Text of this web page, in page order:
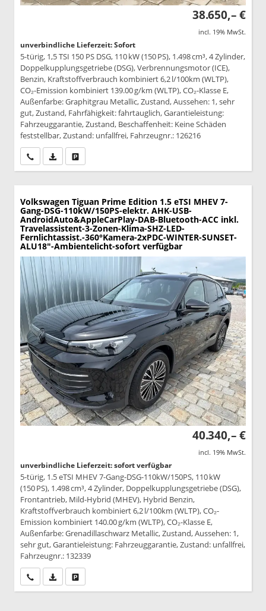
38.650,– €
incl. 19% MwSt.
unverbindliche Lieferzeit: Sofort
5-türig, 1,5 TSI 150 PS DSG, 110 kW (150 PS), 1.498 cm³, 4 Zylinder,
Doppelkupplungsgetriebe (DSG), Verbrennungsmotor (ICE),
Benzin, Kraftstoffverbrauch kombiniert 6,2 l/100km (WLTP),
CO₂-Emission kombiniert 139.00 g/km (WLTP), CO₂-Klasse E,
Außenfarbe: Graphitgrau Metallic, Zustand, Aussehen: 1, sehr
gut, Zustand, Fahrfähigkeit: fahrtauglich, Garantieleistung:
Fahrzeuggarantie, Zustand, Beschaffenheit: Keine Schäden
feststellbar, Zustand: unfallfrei, Fahrzeugnr.: 126216
Wir rufen Sie anPDF-Datei, Fahrzeugexposé drucken
Volkswagen Tiguan Prime Edition 1.5 eTSI MHEV 7-
Gang-DSG-110kW/150PS-elektr. AHK-USB-
AndroidAuto&AppleCarPlay-DAB-Bluetooth-ACC inkl.
Travelassistent-3-Zonen-Klima-SHZ-LED-
Fernlichtassist.-360°Kamera-2xPDC-WINTER-SUNSET-
ALU18"-Ambientelicht-sofort verfügbar
40.340,– €
incl. 19% MwSt.
unverbindliche Lieferzeit: sofort verfügbar
5-türig, 1.5 eTSI MHEV 7-Gang-DSG-110kW/150PS, 110 kW
(150 PS), 1.498 cm³, 4 Zylinder, Doppelkupplungsgetriebe (DSG),
Frontantrieb, Mild-Hybrid (MHEV), Hybrid Benzin,
Kraftstoffverbrauch kombiniert 6,2 l/100km (WLTP), CO₂-
Emission kombiniert 140.00 g/km (WLTP), CO₂-Klasse E,
Außenfarbe: Grenadillaschwarz Metallic, Zustand, Aussehen: 1,
sehr gut, Garantieleistung: Fahrzeuggarantie, Zustand: unfallfrei,
Fahrzeugnr.: 132339
Wir rufen Sie anPDF-Datei, Fahrzeugexposé drucken